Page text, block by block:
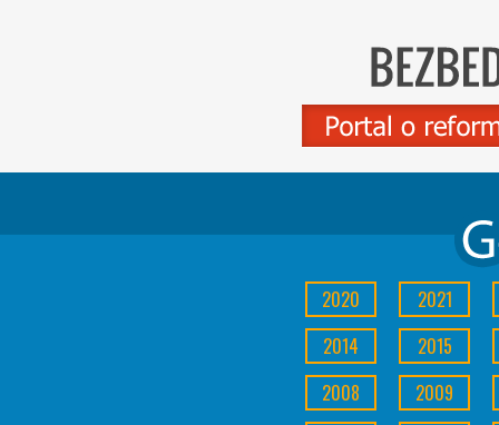
2021
2020
2015
2014
2009
2008